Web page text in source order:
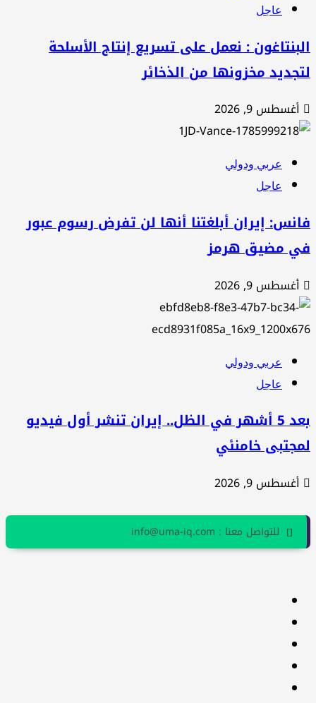
عاجل
: نعمل على تسريع إنتاج الأسلحة
مخزونها من الذخائر
أغسطس 9, 2026
عربي ودولي
عاجل
إيران أبلغتنا أنها لن تفرض رسوم عبور
مضيق هرمز
أغسطس 9, 2026
عربي ودولي
عاجل
بعد 5 أشهر في الظل.. إيران تنشر أول فيديو
خامنئي
أغسطس 9, 2026
للتواصل معنا : info@uma-iq.com
facebook
Twitter
youtube
Linkedin
instagram